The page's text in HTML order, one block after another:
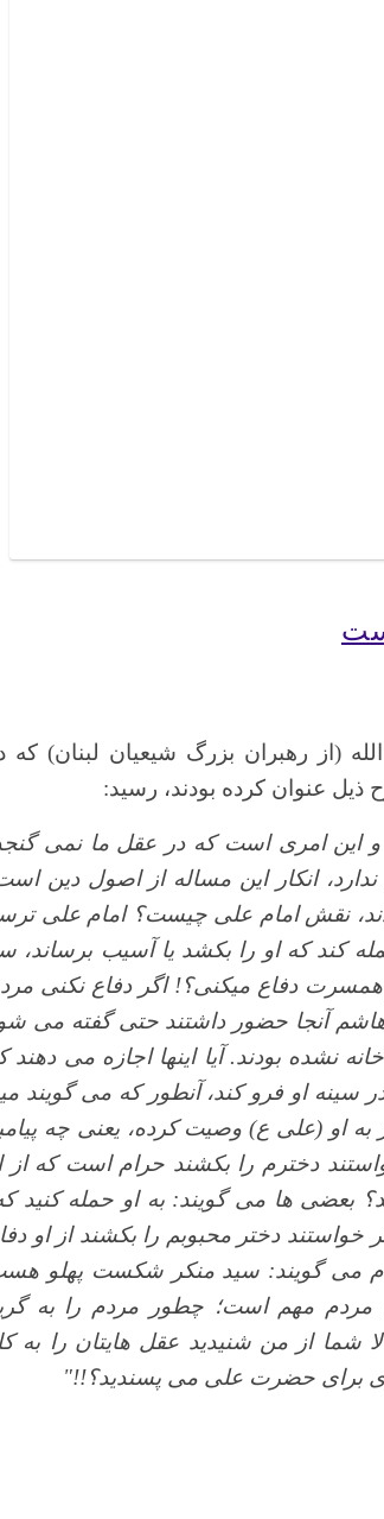
(از رهبران بزرگ شیعیان لبنان) که
عنوان کرده بودند، رسید:
این امری است که در عقل ما نمی
انکار این مساله از اصول دین
نقش امام علی چیست؟ امام علی
کند که او را بکشد یا آسیب برساند،
همسرت دفاع میکنی؟! اگر دفاع نکنی
هاشم آنجا حضور داشتند حتی گفته می
بودند. آیا اینها اجازه می دهند
سینه او فرو کند، آنطور که می گویند
به او (علی ع) وصیت کرده، یعنی چه
دخترم را بکشند حرام است که از
بعضی ها می گویند: به او حمله کنید
دختر محبوبم را بکشند از او
می گویند: سید منکر شکست پهلو
مردم مهم است؛ چطور مردم را به
شما از من شنیدید عقل هایتان را به
برای حضرت علی می پسندید؟!!"